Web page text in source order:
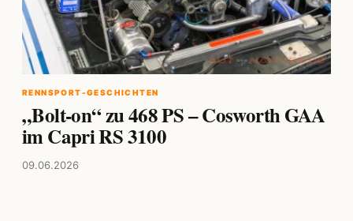
RENNSPORT-GESCHICHTEN
„Bolt-on“ zu 468 PS – Cosworth GAA
im Capri RS 3100
09.06.2026